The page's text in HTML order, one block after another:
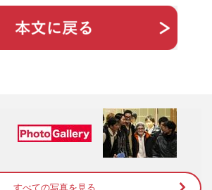
すべての写真を見る